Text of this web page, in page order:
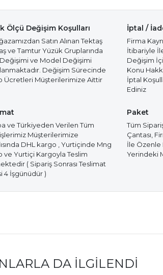
Ölçü Değişim Koşulları
Satın Alınan Tektaş
ve Tamtur Yüzük Gruplarında
ve Model Değişimi
Değişim Sürecinde
Ücretleri Müşterilerimize Aittir
İptal /
Firma
İtibariyle
Değişim
Konu
İptal
Ediniz
ve Türkiyeden Verilen Tüm
Müşterilerimize
DHL kargo , Yurtiçinde Mng
ve Yurtiçi Kargoyla Teslim
( Sipariş Sonrası Teslimat
4 İşgünüdür )
Paket
Tüm
Çantası,
İle Özenle
Yerindeki
DA İLGILENDI